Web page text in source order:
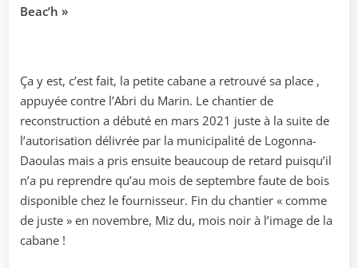
Beac’h »
Ça y est, c’est fait, la petite cabane a retrouvé sa place ,
appuyée contre l’Abri du Marin. Le chantier de
reconstruction a débuté en mars 2021 juste à la suite de
l’autorisation délivrée par la municipalité de Logonna-
Daoulas mais a pris ensuite beaucoup de retard puisqu’il
n’a pu reprendre qu’au mois de septembre faute de bois
disponible chez le fournisseur. Fin du chantier « comme
de juste » en novembre, Miz du, mois noir à l’image de la
cabane !